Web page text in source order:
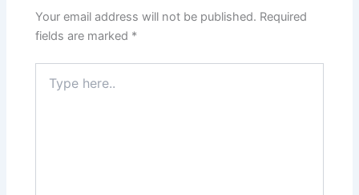
Your email address will not be published. Required
fields are marked *
here..